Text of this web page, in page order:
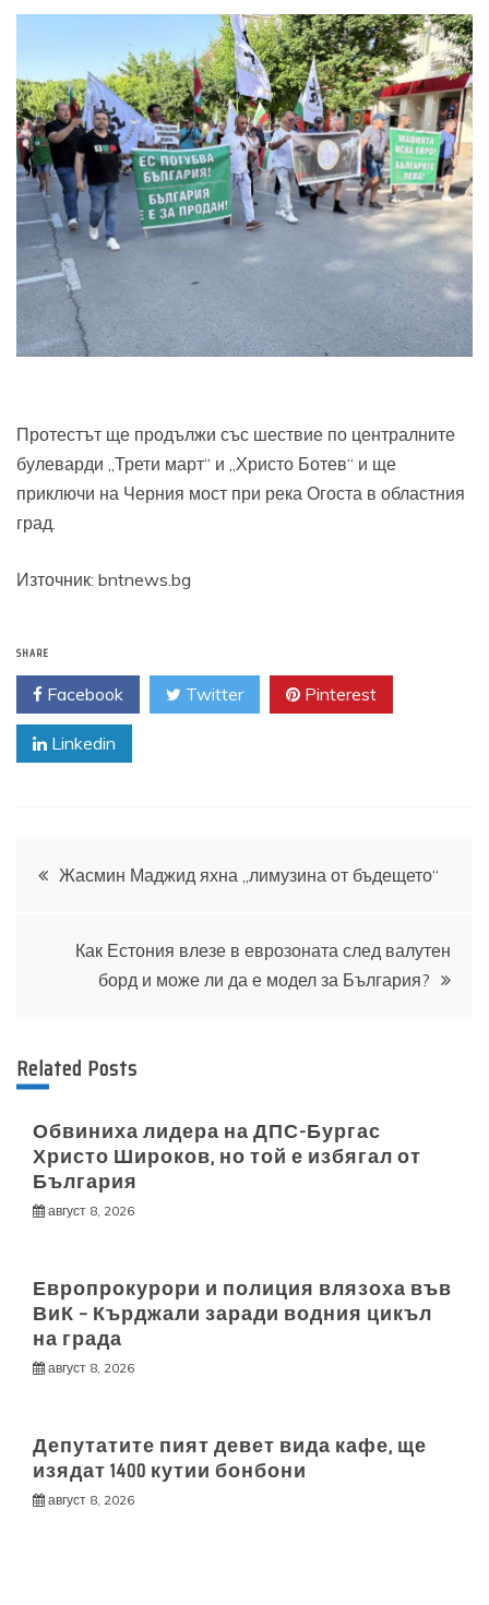
Протестът ще продължи със шествие по централните
булеварди „Трети март“ и „Христо Ботев“ и ще
приключи на Черния мост при река Огоста в областния
град.
Източник: bntnews.bg
SHARE
Facebook Twitter Pinterest
Linkedin
Навигация
Жасмин Маджид яхна „лимузина от бъдещето“
Как Естония влезе в еврозоната след валутен
борд и може ли да е модел за България?
Related Posts
Обвиниха лидера на ДПС-Бургас
Христо Широков, но той е избягал от
България
август 8, 2026
Европрокурори и полиция влязоха във
ВиК – Кърджали заради водния цикъл
на града
август 8, 2026
Депутатите пият девет вида кафе, ще
изядат 1400 кутии бонбони
август 8, 2026